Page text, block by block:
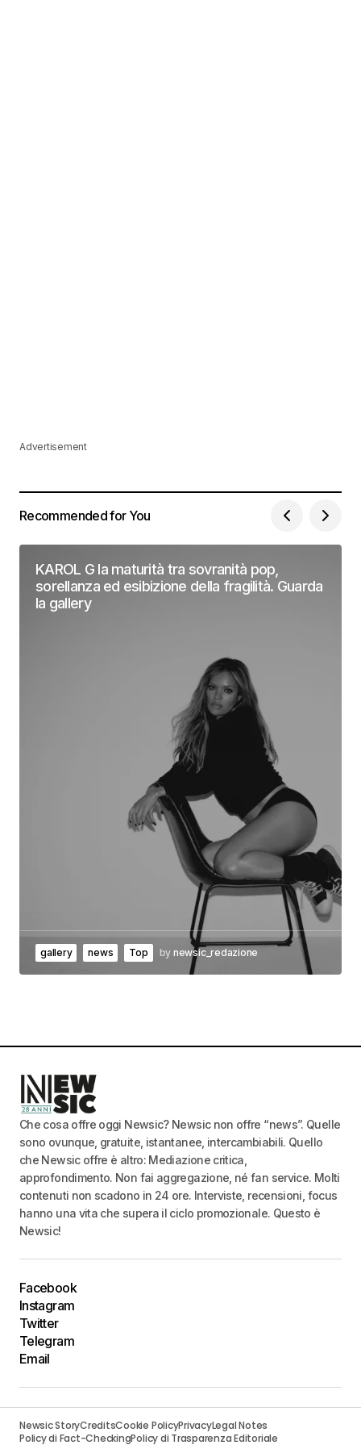
Advertisement
Recommended for You
KAROL G la maturità tra sovranità pop,
sorellanza ed esibizione della fragilità. Guarda
la gallery
gallery news Top by newsic_redazione
Che cosa offre oggi Newsic? Newsic non offre “news”. Quelle
sono ovunque, gratuite, istantanee, intercambiabili. Quello
che Newsic offre è altro: Mediazione critica,
approfondimento. Non fai aggregazione, né fan service. Molti
contenuti non scadono in 24 ore. Interviste, recensioni, focus
hanno una vita che supera il ciclo promozionale. Questo è
Newsic!
Facebook
Instagram
Twitter
Telegram
Email
Newsic StoryCreditsCookie PolicyPrivacyLegal Notes
Policy di Fact-CheckingPolicy di Trasparenza Editoriale